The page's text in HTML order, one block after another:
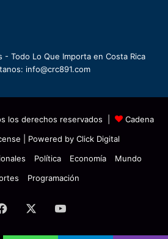
- Todo Lo Que Importa en Costa Rica
info@crc891.com
los derechos reservados |
Cadena
| Powered by Click Digital
Política Economía
Mundo
Programación
Facebook YouTube